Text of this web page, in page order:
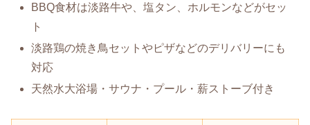
BBQ食材は淡路牛や、塩タン、ホルモンなどがセッ
ト
淡路鶏の焼き鳥セットやピザなどのデリバリーにも
対応
天然水大浴場・サウナ・プール・薪ストーブ付き